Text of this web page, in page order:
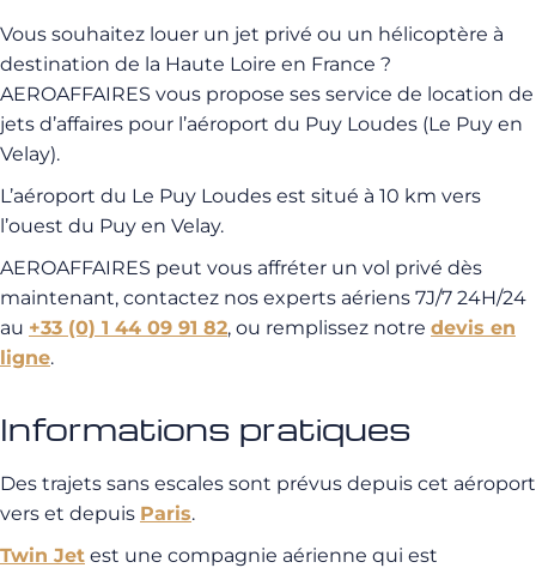
Vous souhaitez louer un jet privé ou un hélicoptère à
destination de la Haute Loire en France ?
AEROAFFAIRES vous propose ses service de location de
jets d’affaires pour l’aéroport du Puy Loudes (Le Puy en
Velay).
L’aéroport du Le Puy Loudes est situé à 10 km vers
l’ouest du Puy en Velay.
AEROAFFAIRES peut vous affréter un vol privé dès
maintenant, contactez nos experts aériens 7J/7 24H/24
au +33 (0) 1 44 09 91 82, ou remplissez notre devis en
ligne.
Informations pratiques
Des trajets sans escales sont prévus depuis cet aéroport
vers et depuis Paris.
Twin Jet est une compagnie aérienne qui est